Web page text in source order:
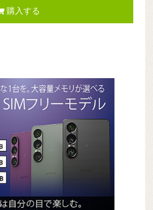
購入する